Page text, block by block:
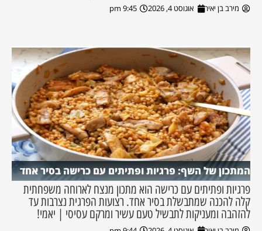
מירב בן יאיר אוגוסט 4, 2026 9:45 pm
המתכון של השף: פרגיות ופתיתים עם כרישה בסיר אחד
פרגיות ופתיתים עם כרישה הוא מתכון מנצח לארוחה משפחתית
קלה להכנה שמתבשלת בסיר אחד. רצועות הפרגית נצרבות עד
להזהבה ומעניקות לתבשיל טעם עשיר ומרקם עסיסי | יאמי!